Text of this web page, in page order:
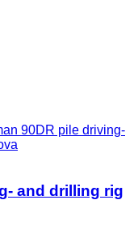
90DR pile driving-
and drilling rig